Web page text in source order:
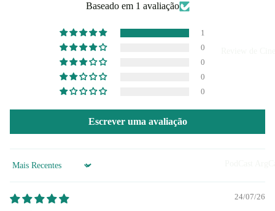
Baseado em 1 avaliação
1
0
0
0
0
Escrever uma avaliação
Sort by
24/07/26